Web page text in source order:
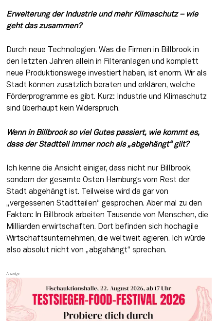
Erweiterung der Industrie und mehr Klimaschutz – wie
geht das zusammen?
Durch neue Technologien. Was die Firmen in Billbrook in
den letzten Jahren allein in Filteranlagen und komplett
neue Produktionswege investiert haben, ist enorm. Wir als
Stadt können zusätzlich beraten und erklären, welche
Förderprogramme es gibt. Kurz: Industrie und Klimaschutz
sind überhaupt kein Widerspruch.
Wenn in Billbrook so viel Gutes passiert, wie kommt es,
dass der Stadtteil immer noch als „abgehängt“ gilt?
Ich kenne die Ansicht einiger, dass nicht nur Billbrook,
sondern der gesamte Osten Hamburgs vom Rest der
Stadt abgehängt ist. Teilweise wird da gar von
„vergessenen Stadtteilen“ gesprochen. Aber mal zu den
Fakten: In Billbrook arbeiten Tausende von Menschen, die
Milliarden erwirtschaften. Dort befinden sich hochagile
Wirtschaftsunternehmen, die weltweit agieren. Ich würde
also absolut nicht von „abgehängt“ sprechen.